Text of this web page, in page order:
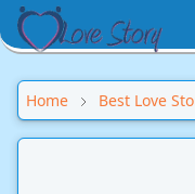
Home Best Love